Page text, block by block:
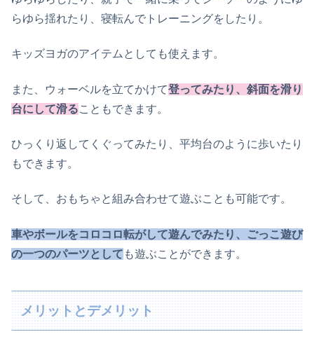
らゆら揺れたり、寝転んでトレーニングをしたり。
キッズヨガのアイテムとしても使えます。
また、ウォーベルを立てかけて登ってみたり、斜面を滑り
台にして滑ることもできます。
ひっくり返してくぐってみたり、平均台のように歩いたり
もできます。
そして、おもちゃと組み合わせて遊ぶことも可能です。
車やボールをコロコロ転がして遊んでみたり、ごっこ遊び
の一つのパーツとして も遊ぶことができます。
メリットとデメリット